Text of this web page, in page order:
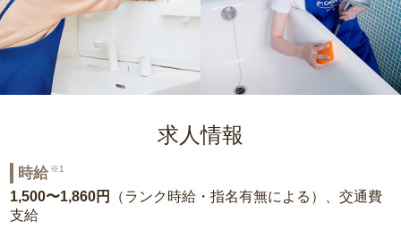
求人情報
時給 ※1
1,500〜1,860円
（ランク時給・指名有無による）、交通費
支給